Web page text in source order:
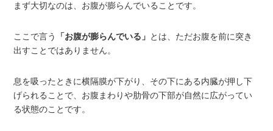
まず大切なのは、お腹が膨らんでいることです。
ここで言う 「お腹が膨らんでいる」 とは、ただお腹を前に突き
出すことではありません。
息を吸ったときに横隔膜が下がり、その下にある内臓が押し下
げられることで、お腹まわりや肋骨の下部が自然に広がってい
る状態のことです。